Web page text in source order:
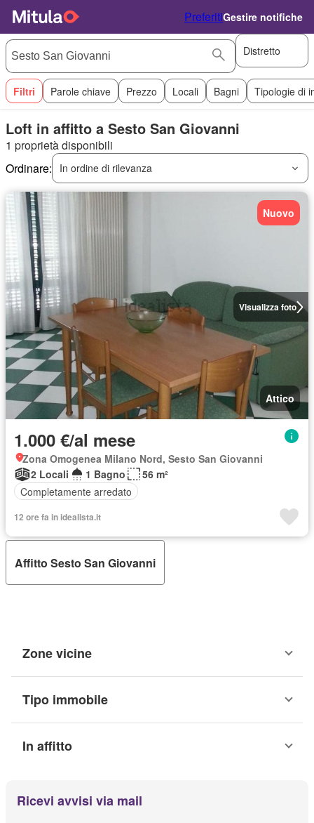
PreferitiGestire notifiche
Distretto
Filtri Parole chiave Prezzo Locali Bagni Tipologie di
Loft in affitto a Sesto San Giovanni
1 proprietà disponibili
Ordinare:
In ordine di rilevanza
Visualizza foto
Nuovo
Attico
1.000 €/al mese
Zona Omogenea Milano Nord, Sesto San Giovanni
2 Locali
1 Bagno
56 m²
Completamente arredato
12 ore fa in idealista.it
Affitto Sesto San Giovanni
Zone vicine
Tipo immobile
In affitto
Ricevi avvisi via mail